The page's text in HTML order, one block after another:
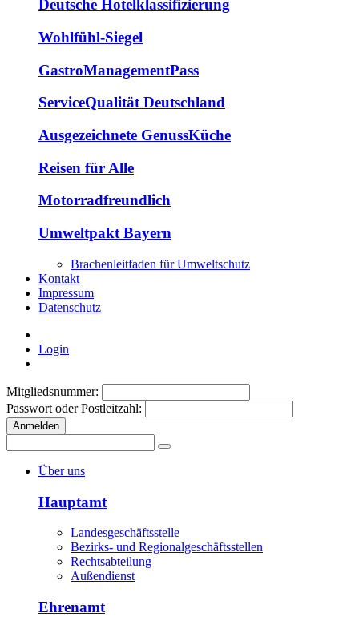
Deutsche Hotelklassifizierung
Wohlfühl-Siegel
GastroManagementPass
ServiceQualität Deutschland
Ausgezeichnete GenussKüche
Reisen für Alle
Motorradfreundlich
Umweltpakt Bayern
Brachenleitfaden für Umweltschutz
Kontakt
Impressum
Datenschutz
Login
Mitgliedsnummer:
Passwort oder Postleitzahl:
Anmelden
Über uns
Hauptamt
Landesgeschäftsstelle
Bezirks- und Regionalgeschäftsstellen
Rechtsabteilung
Außendienst
Ehrenamt